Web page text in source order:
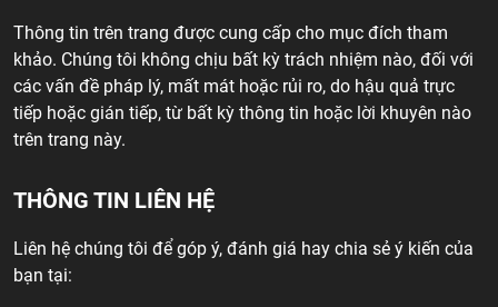
Thông tin trên trang được cung cấp cho mục đích tham
khảo. Chúng tôi không chịu bất kỳ trách nhiệm nào, đối với
các vấn đề pháp lý, mất mát hoặc rủi ro, do hậu quả trực
tiếp hoặc gián tiếp, từ bất kỳ thông tin hoặc lời khuyên nào
trên trang này.
THÔNG TIN LIÊN HỆ
Liên hệ chúng tôi để góp ý, đánh giá hay chia sẻ ý kiến của
bạn tại: